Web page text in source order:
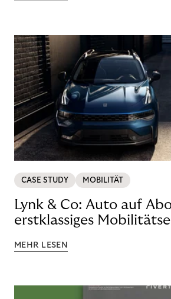
CASE STUDY MOBILITÄT
Lynk & Co: Auto auf
erstklassiges
MEHR LESEN